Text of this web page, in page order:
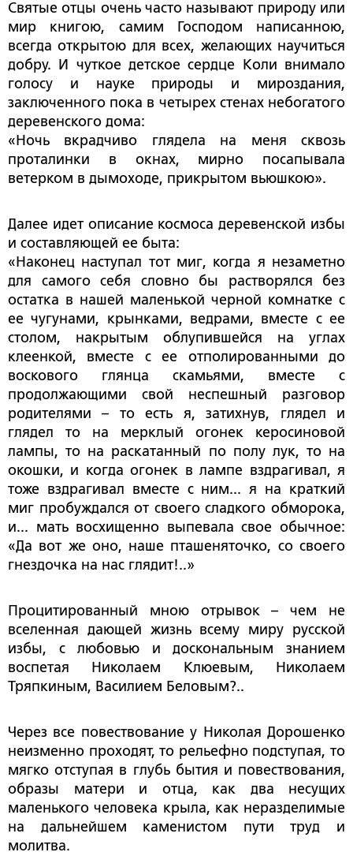
Святые отцы очень часто называют природу или
мир книгою, самим Господом написанною,
всегда открытою для всех, желающих научиться
добру. И чуткое детское сердце Коли внимало
голосу и науке природы и мироздания,
заключенного пока в четырех стенах небогатого
деревенского дома:
«Ночь вкрадчиво глядела на меня сквозь
проталинки в окнах, мирно посапывала
ветерком в дымоходе, прикрытом вьюшкою».
Далее идет описание космоса деревенской избы
и составляющей ее быта:
«Наконец наступал тот миг, когда я незаметно
для самого себя словно бы растворялся без
остатка в нашей маленькой черной комнатке с
ее чугунами, крынками, ведрами, вместе с ее
столом, накрытым облупившейся на углах
клеенкой, вместе с ее отполированными до
воскового глянца скамьями, вместе с
продолжающими свой неспешный разговор
родителями – то есть я, затихнув, глядел и
глядел то на мерклый огонек керосиновой
лампы, то на раскатанный по полу лук, то на
окошки, и когда огонек в лампе вздрагивал, я
тоже вздрагивал вместе с ним... я на краткий
миг пробуждался от своего сладкого обморока,
и... мать восхищенно выпевала свое обычное:
«Да вот же оно, наше пташеняточко, со своего
гнездочка на нас глядит!..»
Процитированный мною отрывок – чем не
вселенная дающей жизнь всему миру русской
избы, с любовью и доскональным знанием
воспетая Николаем Клюевым, Николаем
Тряпкиным, Василием Беловым?..
Через все повествование у Николая Дорошенко
неизменно проходят, то рельефно подступая, то
мягко отступая в глубь бытия и повествования,
образы матери и отца, как два несущих
маленького человека крыла, как неразделимые
на дальнейшем каменистом пути труд и
молитва.